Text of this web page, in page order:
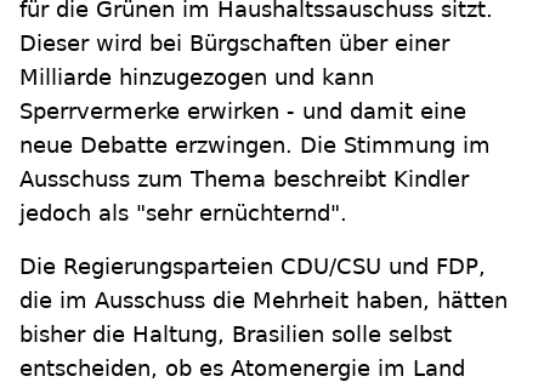
für die Grünen im Haushaltssauschuss sitzt.
Dieser wird bei Bürgschaften über einer
Milliarde hinzugezogen und kann
Sperrvermerke erwirken - und damit eine
neue Debatte erzwingen. Die Stimmung im
Ausschuss zum Thema beschreibt Kindler
jedoch als "sehr ernüchternd".
Die Regierungsparteien CDU/CSU und FDP,
die im Ausschuss die Mehrheit haben, hätten
bisher die Haltung, Brasilien solle selbst
entscheiden, ob es Atomenergie im Land